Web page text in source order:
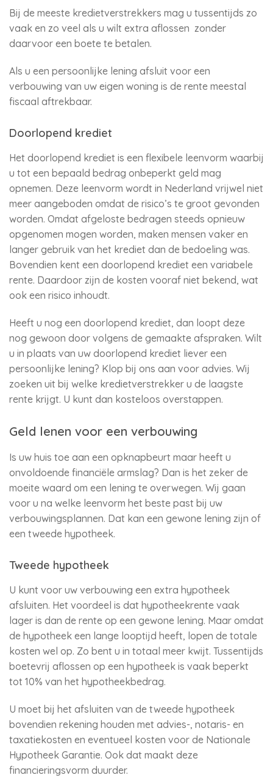
Bij de meeste kredietverstrekkers mag u tussentijds zo
vaak en zo veel als u wilt extra aflossen zonder
daarvoor een boete te betalen.
Als u een persoonlijke lening afsluit voor een
verbouwing van uw eigen woning is de rente meestal
fiscaal aftrekbaar.
Doorlopend krediet
Het doorlopend krediet is een flexibele leenvorm waarbij
u tot een bepaald bedrag onbeperkt geld mag
opnemen. Deze leenvorm wordt in Nederland vrijwel niet
meer aangeboden omdat de risico’s te groot gevonden
worden. Omdat afgeloste bedragen steeds opnieuw
opgenomen mogen worden, maken mensen vaker en
langer gebruik van het krediet dan de bedoeling was.
Bovendien kent een doorlopend krediet een variabele
rente. Daardoor zijn de kosten vooraf niet bekend, wat
ook een risico inhoudt.
Heeft u nog een doorlopend krediet, dan loopt deze
nog gewoon door volgens de gemaakte afspraken. Wilt
u in plaats van uw doorlopend krediet liever een
persoonlijke lening? Klop bij ons aan voor advies. Wij
zoeken uit bij welke kredietverstrekker u de laagste
rente krijgt. U kunt dan kosteloos overstappen.
Geld lenen voor een verbouwing
Is uw huis toe aan een opknapbeurt maar heeft u
onvoldoende financiële armslag? Dan is het zeker de
moeite waard om een lening te overwegen. Wij gaan
voor u na welke leenvorm het beste past bij uw
verbouwingsplannen. Dat kan een gewone lening zijn of
een tweede hypotheek.
Tweede hypotheek
U kunt voor uw verbouwing een extra hypotheek
afsluiten. Het voordeel is dat hypotheekrente vaak
lager is dan de rente op een gewone lening. Maar omdat
de hypotheek een lange looptijd heeft, lopen de totale
kosten wel op. Zo bent u in totaal meer kwijt. Tussentijds
boetevrij aflossen op een hypotheek is vaak beperkt
tot 10% van het hypotheekbedrag.
U moet bij het afsluiten van de tweede hypotheek
bovendien rekening houden met advies-, notaris- en
taxatiekosten en eventueel kosten voor de Nationale
Hypotheek Garantie. Ook dat maakt deze
financieringsvorm duurder.